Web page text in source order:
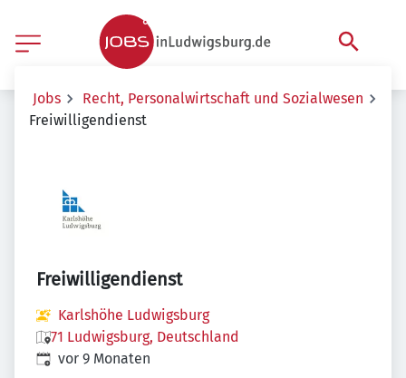
Jobs
Recht, Personalwirtschaft und Sozialwesen
Freiwilligendienst
Freiwilligendienst
Karlshöhe Ludwigsburg
71 Ludwigsburg, Deutschland
Veröffentlicht:
vor 9 Monaten